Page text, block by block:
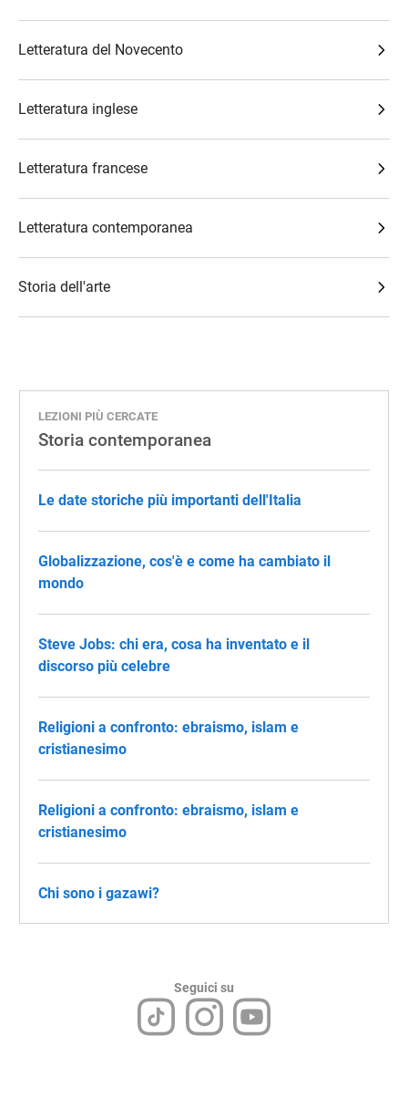
Letteratura del Novecento
Letteratura inglese
Letteratura francese
Letteratura contemporanea
Storia dell'arte
LEZIONI PIÙ CERCATE
Storia contemporanea
Le date storiche più importanti dell'Italia
Globalizzazione, cos'è e come ha cambiato il
mondo
Steve Jobs: chi era, cosa ha inventato e il
discorso più celebre
Religioni a confronto: ebraismo, islam e
cristianesimo
Religioni a confronto: ebraismo, islam e
cristianesimo
Chi sono i gazawi?
Seguici su